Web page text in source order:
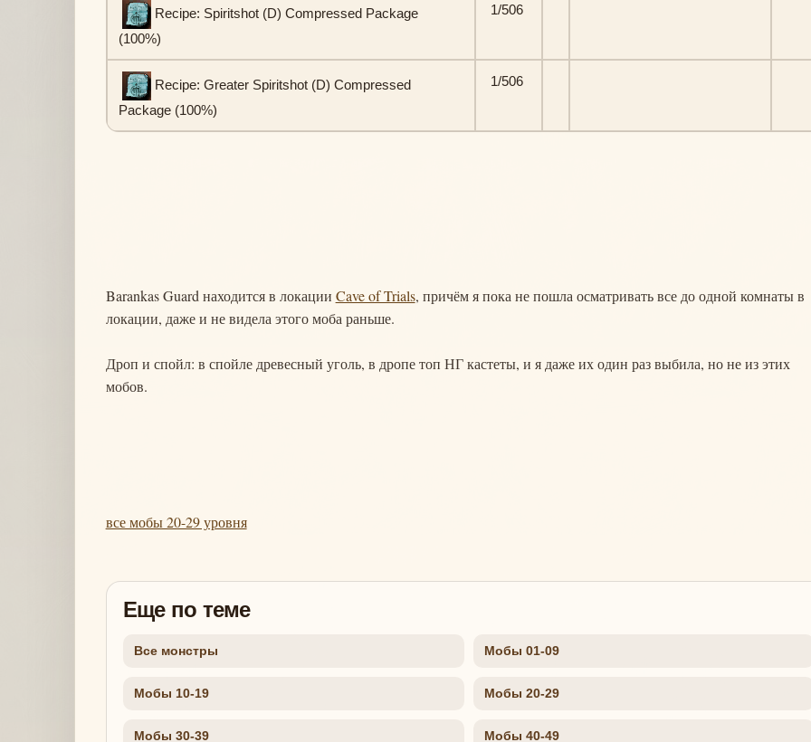
Recipe: Spiritshot (D) Compressed Package
(100%)
1/506
Recipe: Greater Spiritshot (D) Compressed
Package (100%)
1/506
Barankas Guard находится в локации Cave of Trials, причём я пока не пошла осматривать все до одной комнаты в
локации, даже и не видела этого моба раньше.
Дроп и спойл: в спойле древесный уголь, в дропе топ НГ кастеты, и я даже их один раз выбила, но не из этих
мобов.
все мобы 20-29 уровня
Еще по теме
Все монстры Мобы 01-09
Мобы 10-19 Мобы 20-29
Мобы 30-39 Мобы 40-49